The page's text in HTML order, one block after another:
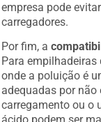
empresa pode
carregadores.
Por fim, a
Para
onde a poluição é
adequadas por
carregamento ou o